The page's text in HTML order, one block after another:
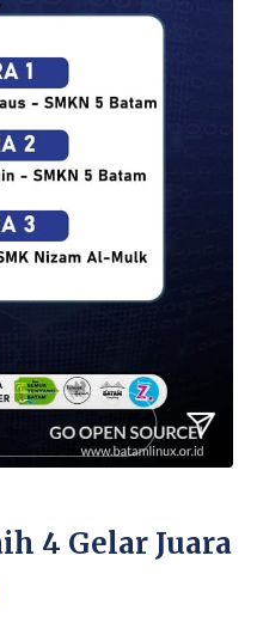
4 Gelar Juara